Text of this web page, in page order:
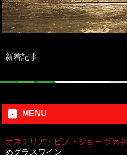
新着記事
MENU
オステリア・ピノ・ジョーヴァネ
めグラスワイン